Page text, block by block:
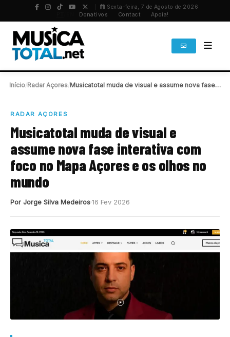
Sexta-feira, 7 de Agosto de 2026
Donativos Contact Apoia!
Início Radar Açores Musicatotal muda de visual e assume nova fase…
RADAR AÇORES
Musicatotal muda de visual e
assume nova fase interativa com
foco no Mapa Açores e os olhos no
mundo
Por Jorge Silva Medeiros16 Fev 2026